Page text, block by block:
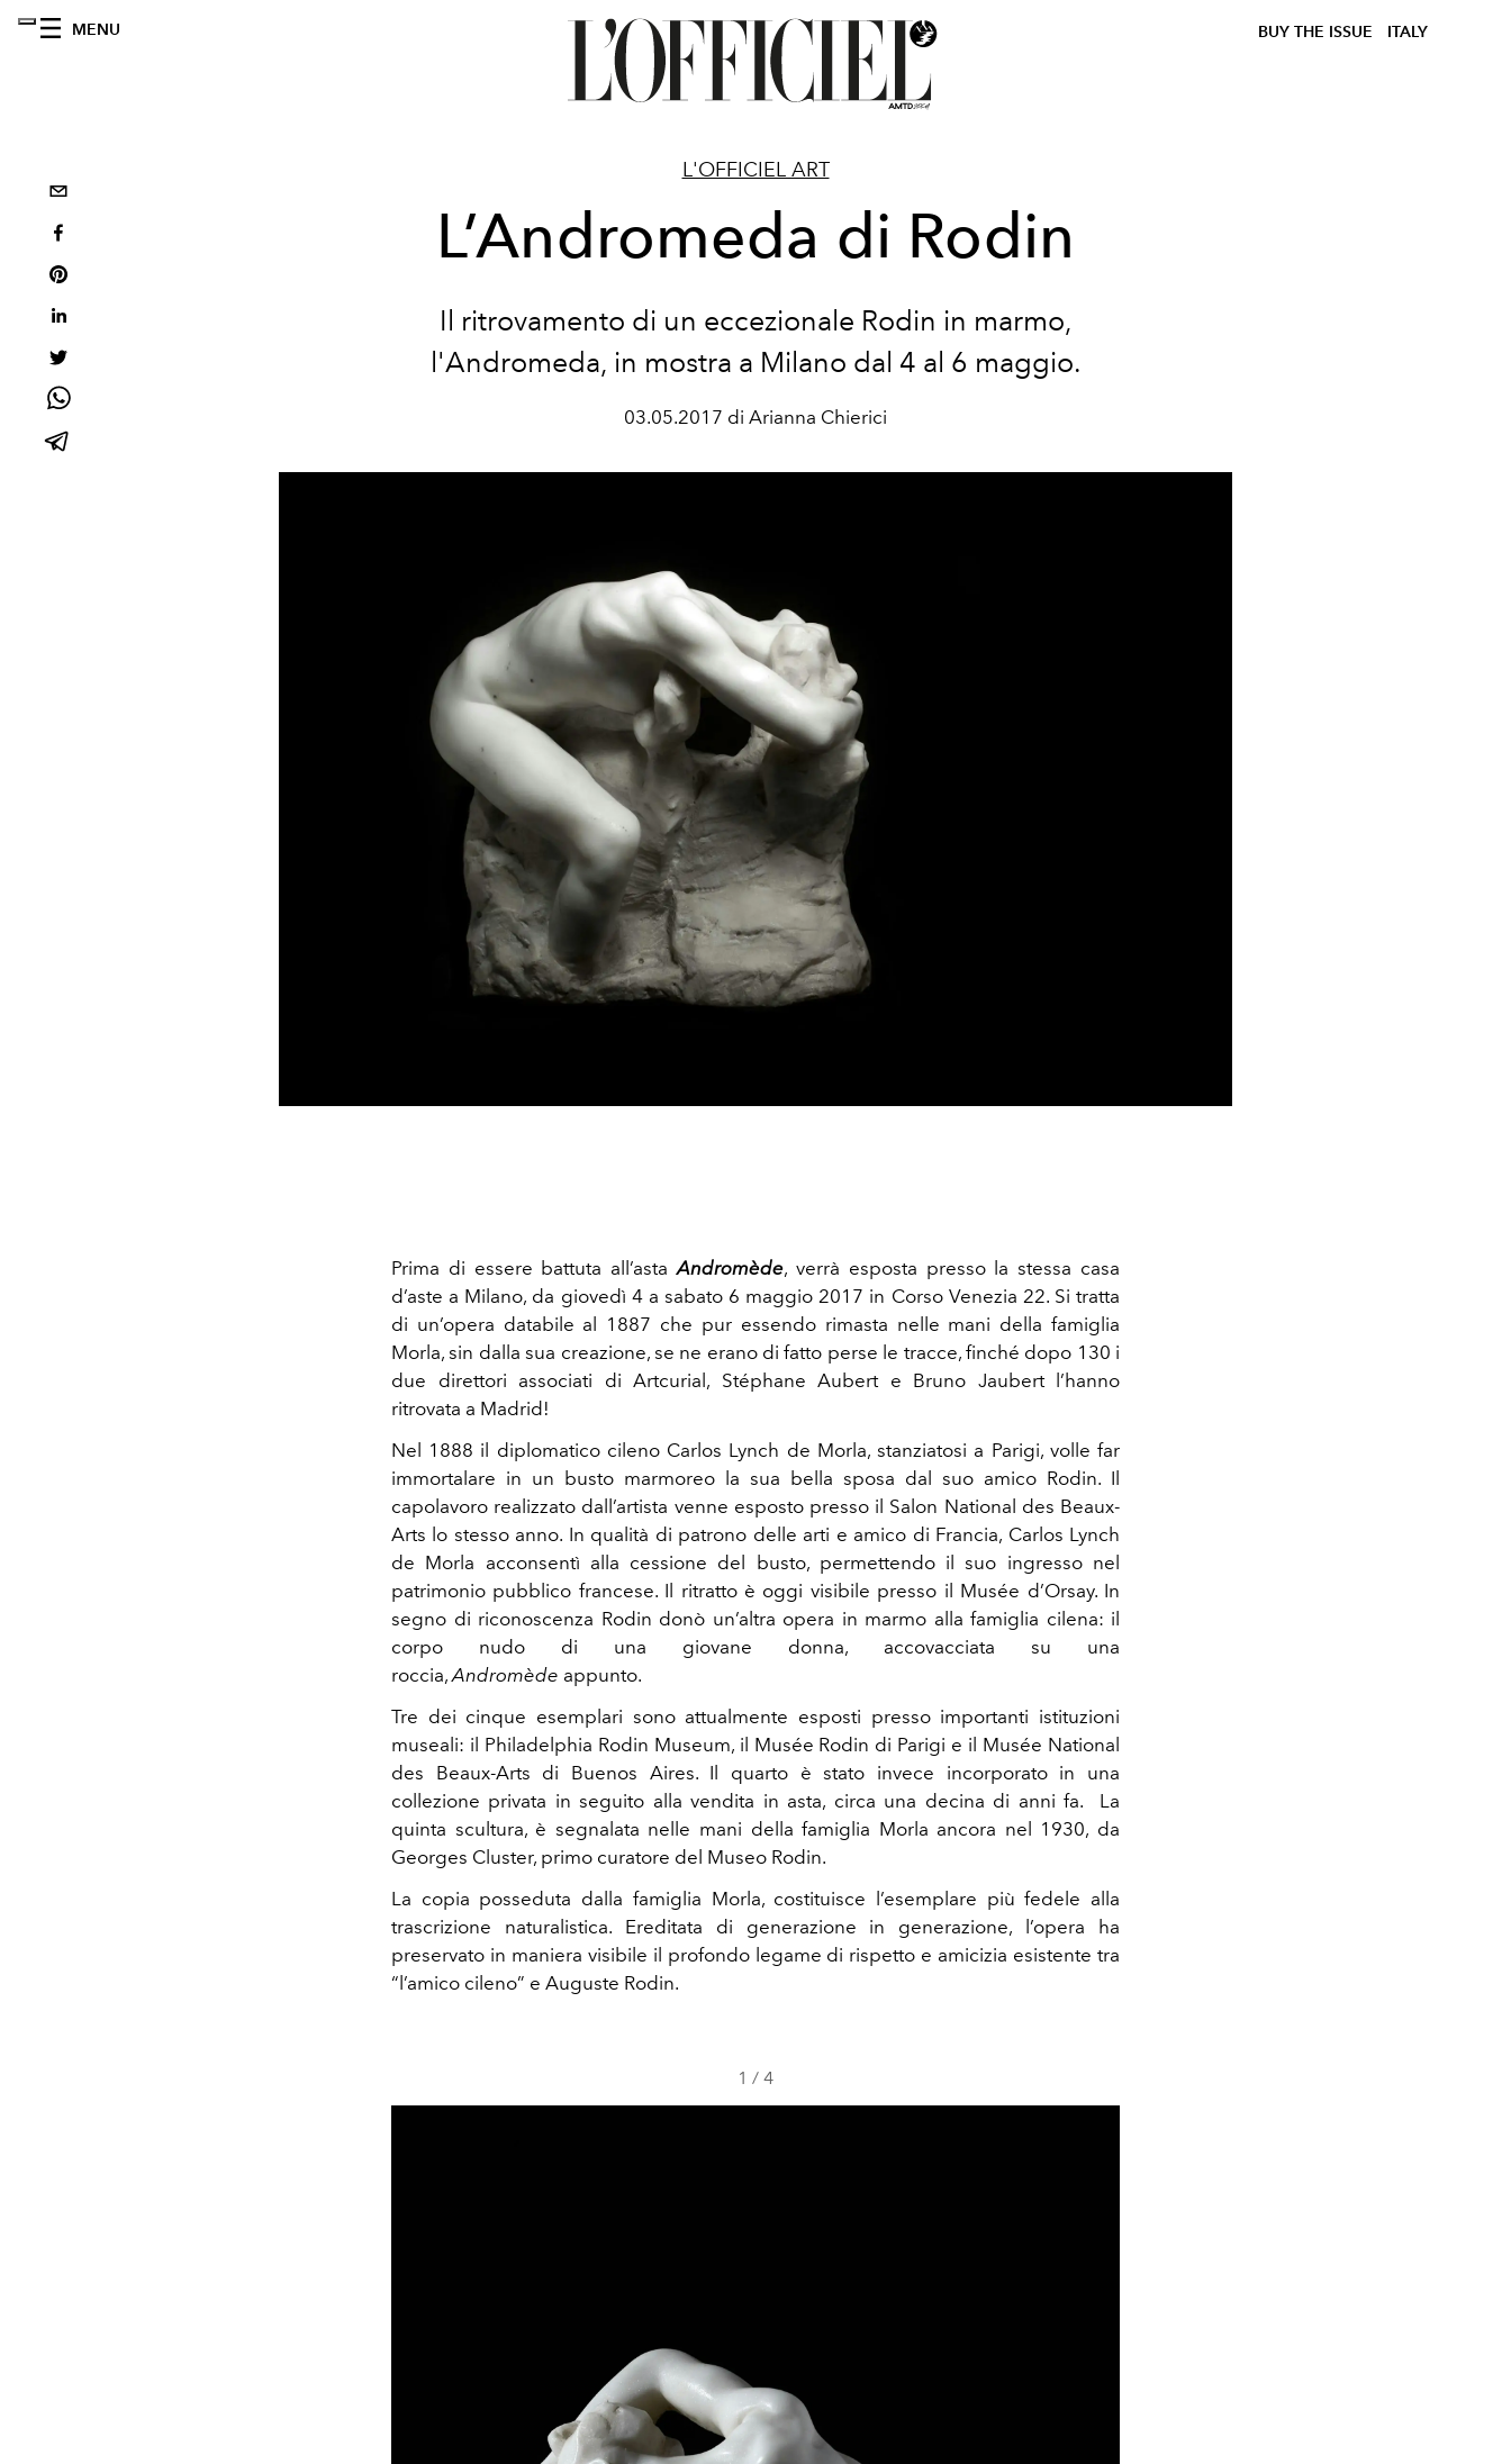
MENU BUY THE ISSUE ITALY
L'OFFICIEL ART
L’Andromeda di Rodin
Il ritrovamento di un eccezionale Rodin in marmo,
l'Andromeda, in mostra a Milano dal 4 al 6 maggio.
03.05.2017 di Arianna Chierici
Prima di essere battuta all’astaAndromède, verrà esposta presso la stessa casa
d’aste a Milano, da giovedì 4 a sabato 6 maggio 2017 in Corso Venezia 22. Si tratta
di un’opera databile al 1887 che pur essendo rimasta nelle mani della famiglia
Morla, sin dalla sua creazione, se ne erano di fatto perse le tracce, finché dopo 130 i
due direttori associati di Artcurial, Stéphane Aubert e Bruno Jaubert l’hanno
ritrovata a Madrid!
Nel 1888 il diplomatico cileno Carlos Lynch de Morla, stanziatosi a Parigi, volle far
immortalare in un busto marmoreo la sua bella sposa dal suo amico Rodin. Il
capolavoro realizzato dall’artista venne esposto presso il Salon National des Beaux-
Arts lo stesso anno. In qualità di patrono delle arti e amico di Francia, Carlos Lynch
de Morla acconsentì alla cessione del busto, permettendo il suo ingresso nel
patrimonio pubblico francese. Il ritratto è oggi visibile presso il Musée d’Orsay. In
segno di riconoscenza Rodin donò un’altra opera in marmo alla famiglia cilena: il
corpo nudo di una giovane donna, accovacciata su una
roccia, Andromède appunto.
Tre dei cinque esemplari sono attualmente esposti presso importanti istituzioni
museali: il Philadelphia Rodin Museum, il Musée Rodin di Parigi e il Musée National
des Beaux-Arts di Buenos Aires. Il quarto è stato invece incorporato in una
collezione privata in seguito alla vendita in asta, circa una decina di anni fa. La
quinta scultura, è segnalata nelle mani della famiglia Morla ancora nel 1930, da
Georges Cluster, primo curatore del Museo Rodin.
La copia posseduta dalla famiglia Morla, costituisce l’esemplare più fedele alla
trascrizione naturalistica. Ereditata di generazione in generazione, l’opera ha
preservato in maniera visibile il profondo legame di rispetto e amicizia esistente tra
“l’amico cileno” e Auguste Rodin.
1 / 4